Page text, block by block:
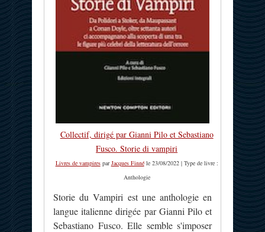
Collectif, dirigé par Gianni Pilo et Sebastiano
Fusco. Storie di vampiri
Livres de vampiresparJacques Finnéle 23/08/2022 | Type de livre :
Anthologie
Storie du Vampiri est une anthologie en
langue italienne dirigée par Gianni Pilo et
Sebastiano Fusco. Elle semble s'imposer